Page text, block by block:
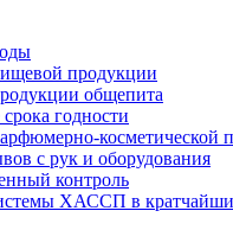
продукции
общепита
годности
косметической
с рук и оборудования
контроль
ХАССП в